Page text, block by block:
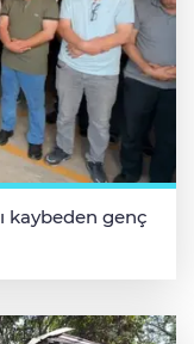
kaybeden genç